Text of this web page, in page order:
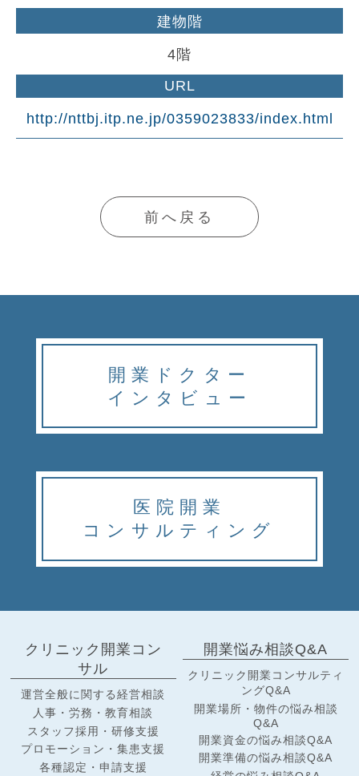
建物階
4階
URL
http://nttbj.itp.ne.jp/0359023833/index.html
前へ戻る
開業ドクター
インタビュー
医院開業
コンサルティング
クリニック開業コン
サル
運営全般に関する経営相談
人事・労務・教育相談
スタッフ採用・研修支援
プロモーション・集患支援
各種認定・申請支援
開業悩み相談Q&A
クリニック開業コンサルティ
ングQ&A
開業場所・物件の悩み相談
Q&A
開業資金の悩み相談Q&A
開業準備の悩み相談Q&A